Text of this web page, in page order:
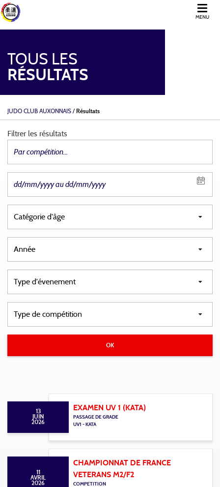
MENU
TOUS LES
RÉSULTATS
JUDO CLUB AUXONNAIS / Résultats
Filtrer les résultats
13
JUIN
2026
EXAMEN UV 1 (KATA)
PASSAGE DE GRADE
UV1 - KATA
11
AVRIL
2026
CHAMPIONNAT DE FRANCE
VETERANS M2/F2
COMPETITION